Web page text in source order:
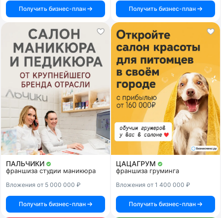
Получить бизнес-план
Получить бизнес-план
ПАЛЬЧИКИ
франшиза студии маникюра
Вложения от 5 000 000 ₽
Получить бизнес-план
ЦАЦАГРУМ
франшиза груминга
Вложения от 1 400 000 ₽
Получить бизнес-план